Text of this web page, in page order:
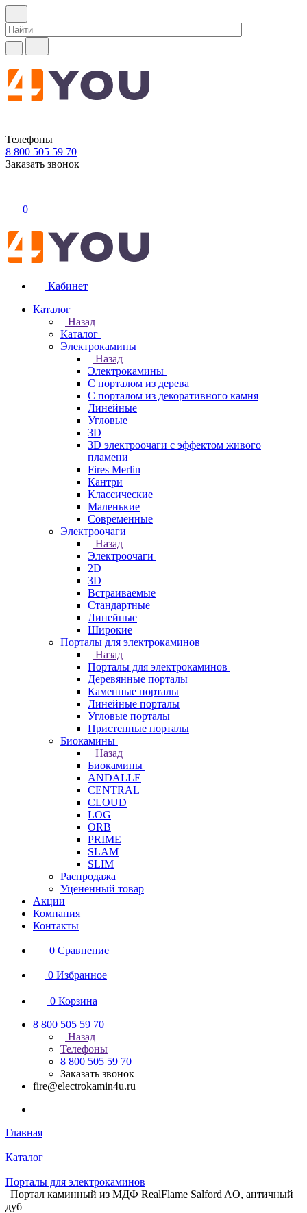
Телефоны
8 800 505 59 70
Заказать звонок
0
Кабинет
Каталог
Назад
Каталог
Электрокамины
Назад
Электрокамины
С порталом из дерева
С порталом из декоративного камня
Линейные
Угловые
3D
3D электроочаги с эффектом живого
пламени
Fires Merlin
Кантри
Классические
Маленькие
Современные
Электроочаги
Назад
Электроочаги
2D
3D
Встраиваемые
Стандартные
Линейные
Широкие
Порталы для электрокаминов
Назад
Порталы для электрокаминов
Деревянные порталы
Каменные порталы
Линейные порталы
Угловые порталы
Пристенные порталы
Биокамины
Назад
Биокамины
ANDALLE
CENTRAL
CLOUD
LOG
ORB
PRIME
SLAM
SLIM
Распродажа
Уцененный товар
Акции
Компания
Контакты
0 Сравнение
0 Избранное
0 Корзина
8 800 505 59 70
Назад
Телефоны
8 800 505 59 70
Заказать звонок
fire@electrokamin4u.ru
Главная
Каталог
Порталы для электрокаминов
Портал каминный из МДФ RealFlame Salford AO, античный
дуб